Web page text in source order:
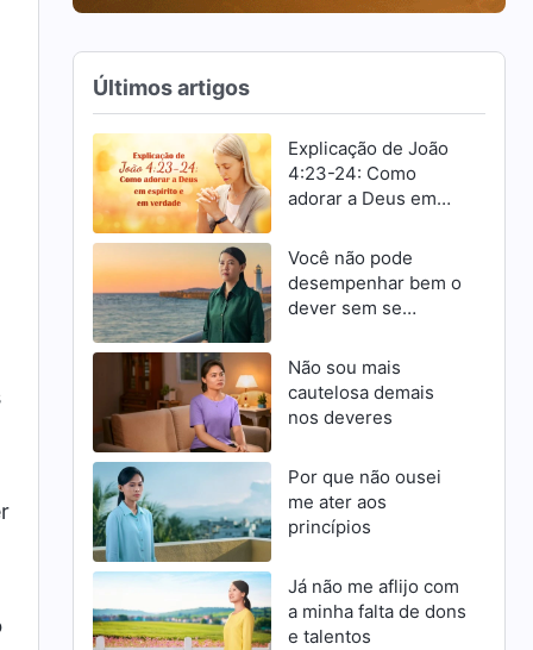
Últimos artigos
Explicação de João
4:23-24: Como
adorar a Deus em
verdade
Você não pode
desempenhar bem o
dever sem se
progredir
Não sou mais
cautelosa demais
nos deveres
Por que não ousei
me ater aos
princípios
Já não me aflijo com
a minha falta de dons
e talentos